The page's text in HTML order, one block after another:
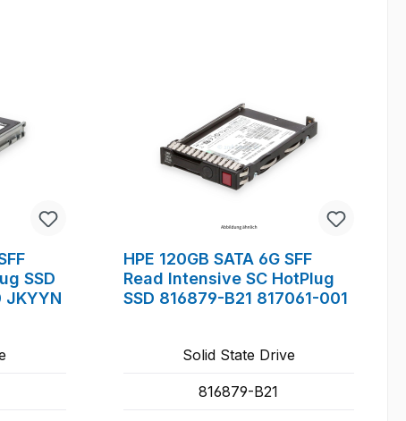
SSD
JKYYN
HPE 120GB SATA 6G SFF
Read Intensive SC HotPlug
SSD 816879-B21 817061-001
Solid State Drive
816879-B21